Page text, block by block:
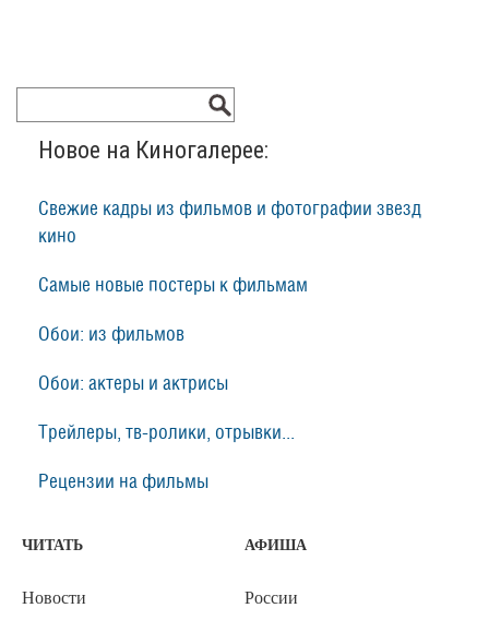
Новое на Киногалерее:
Свежие кадры из фильмов и фотографии звезд
кино
Самые новые постеры к фильмам
Обои: из фильмов
Обои: актеры и актрисы
Трейлеры, тв-ролики, отрывки...
Рецензии на фильмы
ЧИТАТЬ
Новости
АФИША
России